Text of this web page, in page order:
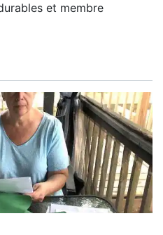
et membre